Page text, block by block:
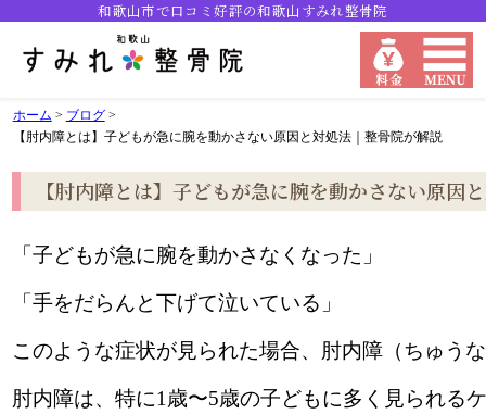
和歌山市で口コミ好評の和歌山すみれ整骨院
ホーム > ブログ>
【肘内障とは】子どもが急に腕を動かさない原因と対処法｜整骨院が解説
【肘内障とは】子どもが急に腕を動かさない原因
「子どもが急に腕を動かさなくなった」
「手をだらんと下げて泣いている」
このような症状が見られた場合、肘内障（ちゅう
肘内障は、特に1歳〜5歳の子どもに多く見られる